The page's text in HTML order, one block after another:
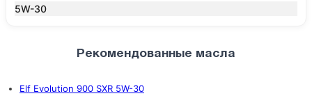
5W-30
Рекомендованные масла
Elf Evolution 900 SXR 5W-30